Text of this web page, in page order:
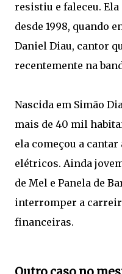
resistiu e faleceu. Ela
desde 1998, quando
Daniel Diau, cantor
recentemente na
Nascida em Simão
mais de 40 mil
ela começou a cantar
elétricos. Ainda
de Mel e Panela de
interromper a
financeiras.